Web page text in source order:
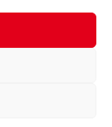
auf
Es ist gut
war der
...